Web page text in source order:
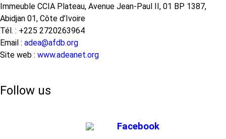
l'Enseignement
de
base
Immeuble CCIA Plateau, Avenue Jean-Paul II, 01 BP 1387,
Abidjan 01, Côte d’Ivoire
Tél. : +225 2720263964
Email : adea@afdb.org
Site web : www.adeanet.org
Follow us
Facebook